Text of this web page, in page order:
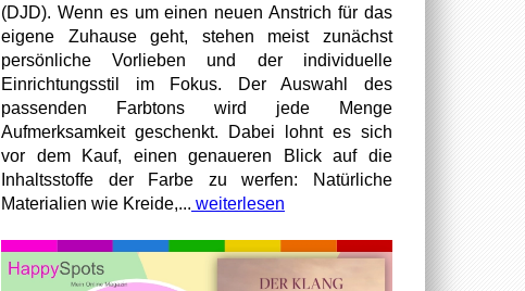
(DJD). Wenn es um einen neuen Anstrich für das
eigene Zuhause geht, stehen meist zunächst
persönliche Vorlieben und der individuelle
Einrichtungsstil im Fokus. Der Auswahl des
passenden Farbtons wird jede Menge
Aufmerksamkeit geschenkt. Dabei lohnt es sich
vor dem Kauf, einen genaueren Blick auf die
Inhaltsstoffe der Farbe zu werfen: Natürliche
Materialien wie Kreide,... weiterlesen